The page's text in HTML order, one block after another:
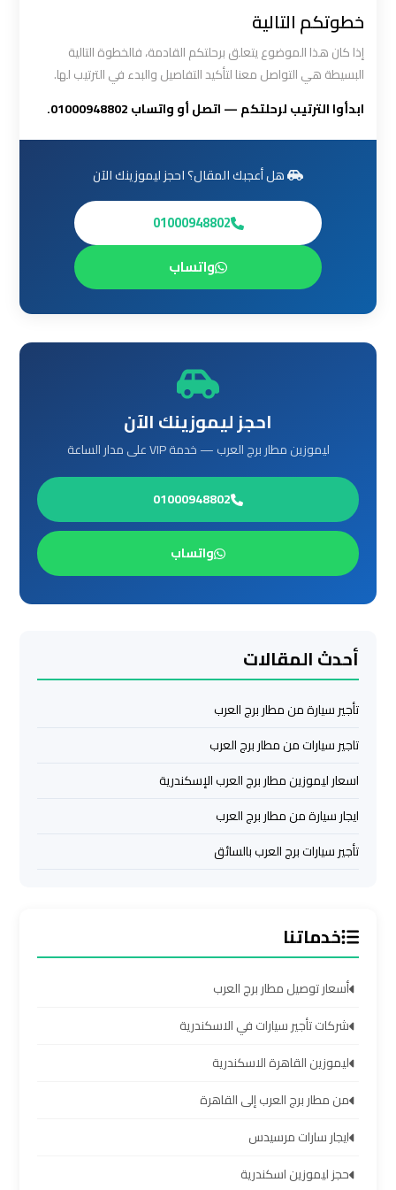
خطوتكم التالية
إذا كان هذا الموضوع يتعلق برحلتكم القادمة، فالخطوة التالية
البسيطة هي التواصل معنا لتأكيد التفاصيل والبدء في الترتيب لها.
ابدأوا الترتيب لرحلتكم — اتصل أو واتساب 01000948802.
هل أعجبك المقال؟ احجز ليموزينك الآن
01000948802
واتساب
احجز ليموزينك الآن
ليموزين مطار برج العرب — خدمة VIP على مدار الساعة
01000948802
واتساب
أحدث المقالات
تأجير سيارة من مطار برج العرب
تاجير سيارات من مطار برج العرب
اسعار ليموزين مطار برج العرب الإسكندرية
ايجار سيارة من مطار برج العرب
تأجير سيارات برج العرب بالسائق
خدماتنا
أسعار توصيل مطار برج العرب
شركات تأجير سيارات في الاسكندرية
ليموزين القاهرة الاسكندرية
من مطار برج العرب إلى القاهرة
ايجار سارات مرسيدس
حجز ليموزين اسكندرية
العرب
مرسي
مطروح
من
للاسكندرية
القاهرة
ليموزين
ليموزين
الغردقة
ليموزين
مرسي
ليموزين
ليموزين
ليموزين